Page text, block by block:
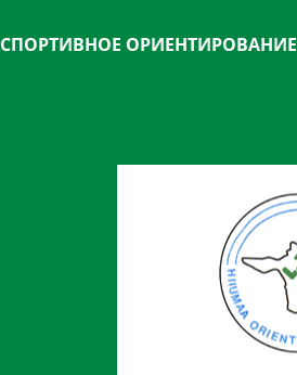
СПОРТИВНОЕ ОРИЕНТИРОВАНИЕ